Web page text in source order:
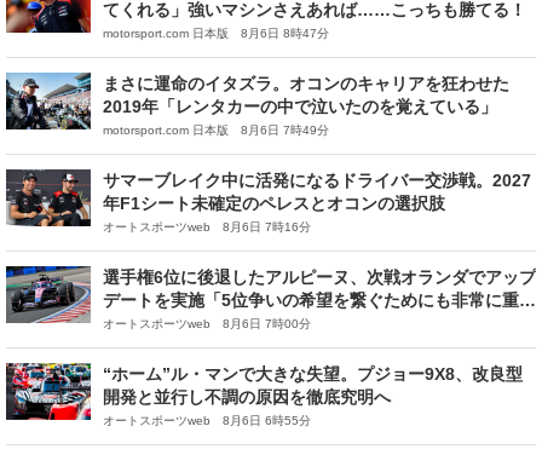
てくれる」強いマシンさえあれば……こっちも勝てる！
motorsport.com 日本版 8月6日 8時47分
まさに運命のイタズラ。オコンのキャリアを狂わせた
2019年「レンタカーの中で泣いたのを覚えている」
motorsport.com 日本版 8月6日 7時49分
サマーブレイク中に活発になるドライバー交渉戦。2027
年F1シート未確定のペレスとオコンの選択肢
オートスポーツweb 8月6日 7時16分
選手権6位に後退したアルピーヌ、次戦オランダでアップ
デートを実施「5位争いの希望を繋ぐためにも非常に重
要」
オートスポーツweb 8月6日 7時00分
“ホーム”ル・マンで大きな失望。プジョー9X8、改良型
開発と並行し不調の原因を徹底究明へ
オートスポーツweb 8月6日 6時55分